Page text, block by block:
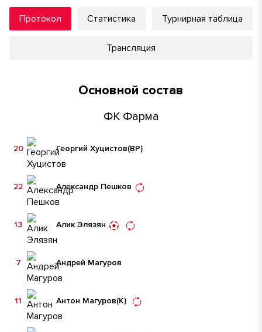
Протокол Статистика Турнирная таблица
Трансляция
Основной состав
ФК Фарма
Георгий Хуцистов(ВР)
20
Александр Пешков
22
Алик Элязян
13
Андрей Магуров
7
Антон Магуров(К)
11